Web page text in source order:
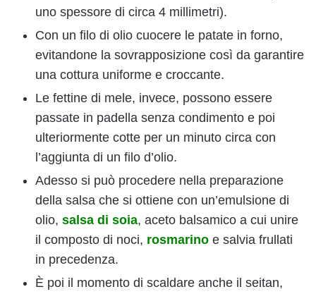
uno spessore di circa 4 millimetri).
Con un filo di olio cuocere le patate in forno,
evitandone la sovrapposizione così da garantire
una cottura uniforme e croccante.
Le fettine di mele, invece, possono essere
passate in padella senza condimento e poi
ulteriormente cotte per un minuto circa con
l’aggiunta di un filo d’olio.
Adesso si può procedere nella preparazione
della salsa che si ottiene con un’emulsione di
olio, salsa di soia, aceto balsamico a cui unire
il composto di noci, rosmarino e salvia frullati
in precedenza.
È poi il momento di scaldare anche il seitan,